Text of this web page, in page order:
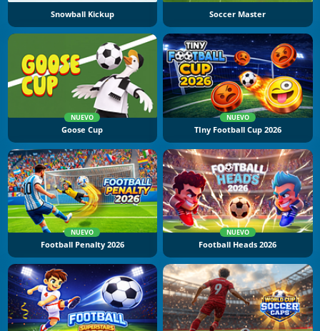
Snowball Kickup Soccer Master
NUEVO
Goose Cup
NUEVO
TIny Football Cup 2026
NUEVO
Football Penalty 2026
NUEVO
Football Heads 2026